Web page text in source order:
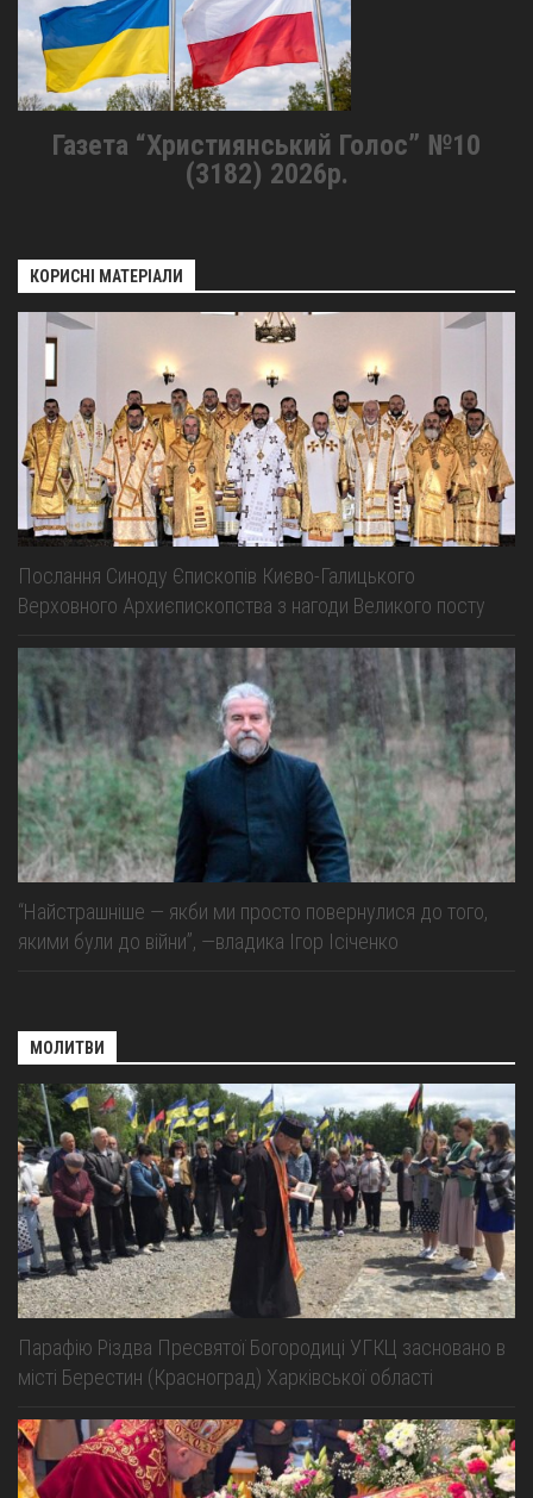
Газета “Християнський Голос” №10
(3182) 2026р.
КОРИСНІ МАТЕРІАЛИ
Послання Синоду Єпископів Києво-Галицького
Верховного Архиєпископства з нагоди Великого посту
“Найстрашніше — якби ми просто повернулися до того,
якими були до війни”, —владика Ігор Ісіченко
МОЛИТВИ
Парафію Різдва Пресвятої Богородиці УГКЦ засновано в
місті Берестин (Красноград) Харківської області